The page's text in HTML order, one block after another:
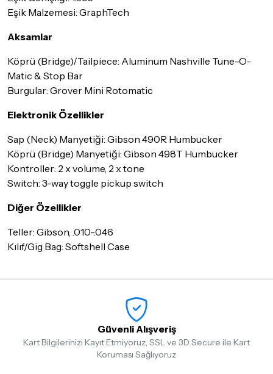
Eşik Malzemesi: GraphTech
Aksamlar
Köprü (Bridge)/Tailpiece: Aluminum Nashville Tune-O-
Matic & Stop Bar
Burgular: Grover Mini Rotomatic
Elektronik Özellikler
Sap (Neck) Manyetiği: Gibson 490R Humbucker
Köprü (Bridge) Manyetiği: Gibson 498T Humbucker
Kontroller: 2 x volume, 2 x tone
Switch: 3-way toggle pickup switch
Diğer Özellikler
Teller: Gibson, .010-.046
Kılıf/Gig Bag: Softshell Case
Güvenli Alışveriş
Kart Bilgilerinizi Kayıt Etmiyoruz, SSL ve 3D Secure ile Kart
Koruması Sağlıyoruz